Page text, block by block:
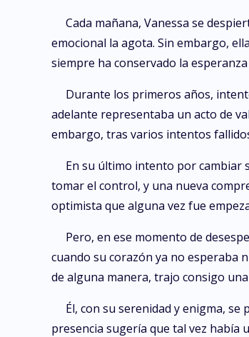
Cada mañana, Vanessa se
emocional la agota. Sin embargo,
siempre ha conservado la
Durante los primeros años,
adelante representaba un acto de
embargo, tras varios intentos
En su último intento por cambiar
tomar el control, y una nueva
optimista que alguna vez fue
Pero, en ese momento de
cuando su corazón ya no esperaba
de alguna manera, trajo consigo
Él, con su serenidad y enigma,
presencia sugería que tal vez había